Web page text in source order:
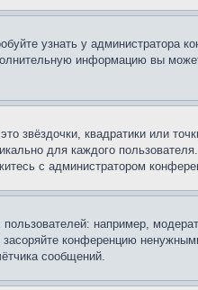
узнать у администратора
информацию вы
звёздочки, квадратики или
для каждого
с администратором
например,
конференцию
сообщений.